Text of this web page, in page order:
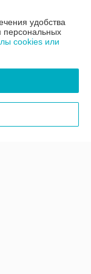
удобства
персональных
cookies или